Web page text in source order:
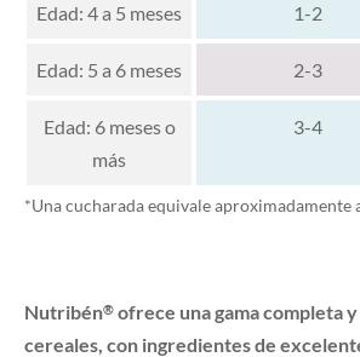
Edad: 4 a 5 meses 1-2
Edad: 5 a 6 meses 2-3
Edad: 6 meses o
más
3-4
*Una cucharada equivale aproximadamente
Nutribén® ofrece una gama completa
cereales, con ingredientes de